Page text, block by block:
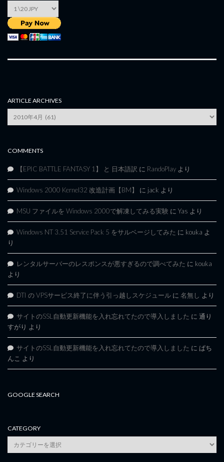
ARTICLE ARCHIVES
Article
Archives
COMMENTS
【EPIC BATTLE FANTASY 1】 と 日本語訳 に RandoPlay より
Windows 2000 Kernel32 改造計画【BM】 に jack より
MSU ファイルを Windows 2000で解凍してみる実験 に Yas より
Windows NT 3.51 Service Pack 5 をサルベージしてみた に kouka よ
り
レンタルサーバーのレスポンスが悪すぎるので調べてみた に kouka
より
DTI の VPSサービス終了に伴う引っ越しスケジュール に 名無し より
サイトのSSL自動更新機能を入れ忘れてたので導入しました に 通り
すがり より
サイトのSSL自動更新機能を入れ忘れてたので導入しました に ぱち
んこ より
GOOGLE SEARCH
CATEGORY
category